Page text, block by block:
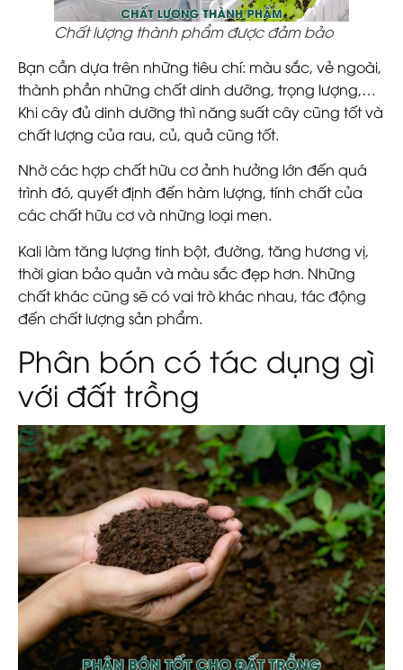
Chất lượng thành phẩm được đảm bảo
Bạn cần dựa trên những tiêu chí: màu sắc, vẻ ngoài,
thành phần những chất dinh dưỡng, trọng lượng,…
Khi cây đủ dinh dưỡng thì năng suất cây cũng tốt và
chất lượng của rau, củ, quả cũng tốt.
Nhờ các hợp chất hữu cơ ảnh hưởng lớn đến quá
trình đó, quyết định đến hàm lượng, tính chất của
các chất hữu cơ và những loại men.
Kali làm tăng lượng tinh bột, đường, tăng hương vị,
thời gian bảo quản và màu sắc đẹp hơn. Những
chất khác cũng sẽ có vai trò khác nhau, tác động
đến chất lượng sản phẩm.
Phân bón có tác dụng gì
với đất trồng